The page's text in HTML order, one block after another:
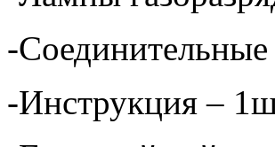
-
-Инструкция –